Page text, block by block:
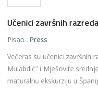
Učenici završnih
Pisao : Press
Večeras su učenici završnih
Mulabdić" i Mješovite
maturalnu ekskurziju u